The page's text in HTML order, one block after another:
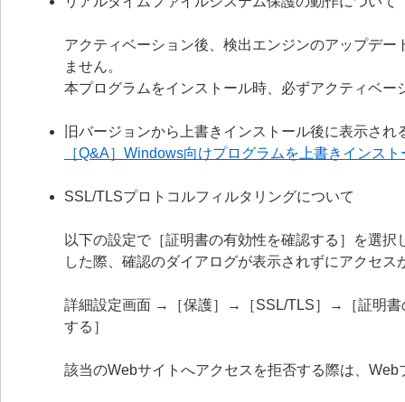
アクティベーション後、検出エンジンのアップデ
ません。
本プログラムをインストール時、必ずアクティベ
旧バージョンから上書きインストール後に表示され
［Q&A］Windows向けプログラムを上書きインス
SSL/TLSプロトコルフィルタリングについて
以下の設定で［証明書の有効性を確認する］を選
した際、確認のダイアログが表示されずにアクセ
詳細設定画面 →［保護］→［SSL/TLS］→［証明書
する］
該当のWebサイトへアクセスを拒否する際は、